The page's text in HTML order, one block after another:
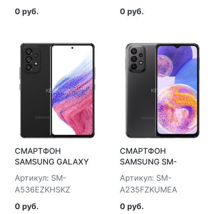
0 руб.
0 руб.
СМАРТФОН
SAMSUNG GALAXY
A53
Артикул: SM-
A536EZKHSKZ
0 руб.
СМАРТФОН
SAMSUNG SM-
A235FZKUMEA
Артикул: SM-
A235FZKUMEA
0 руб.